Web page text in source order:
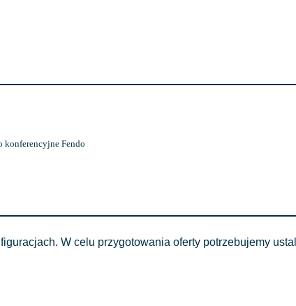
W celu przygotowania oferty potrzebujemy